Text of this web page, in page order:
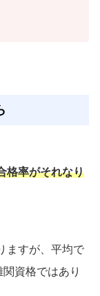
格率がそれなり
ますが、平均で
資格ではあり